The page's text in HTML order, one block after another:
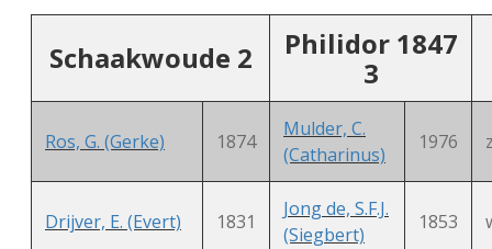
Schaakwoude 2
Philidor 1847
3
Ros, G. (Gerke) 1874
Mulder, C.
(Catharinus)
1976
Drijver, E. (Evert) 1831
Jong de, S.F.J.
(Siegbert)
1853